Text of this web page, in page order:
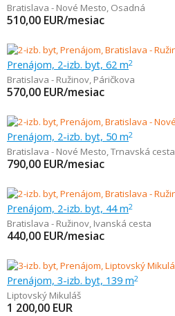
Bratislava - Nové Mesto, Osadná
510,00 EUR/mesiac
Prenájom, 2-izb. byt, 62 m2
Bratislava - Ružinov, Páričkova
570,00 EUR/mesiac
Prenájom, 2-izb. byt, 50 m2
Bratislava - Nové Mesto,Trnavská cesta
790,00 EUR/mesiac
Prenájom, 2-izb. byt, 44 m2
Bratislava - Ružinov, Ivanská cesta
440,00 EUR/mesiac
Prenájom, 3-izb. byt, 139 m2
Liptovský Mikuláš
1 200,00 EUR